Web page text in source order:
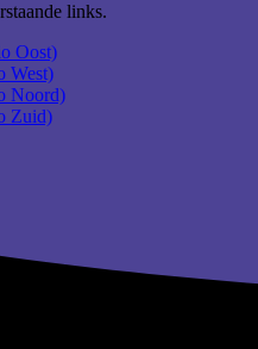
links.
Oost)
West)
Noord)
Zuid)